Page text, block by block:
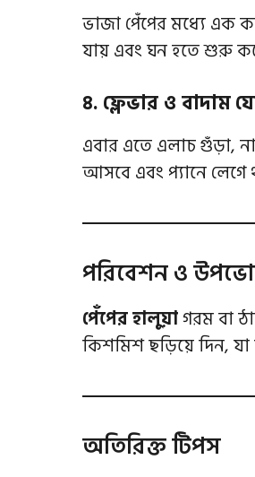
ভাজা পেঁপের মধ্যে এক
যায় এবং ঘন হতে শুরু
৪. ফ্লেভার ও বাদাম
এবার এতে এলাচ গুঁড়া,
আসবে এবং প্যানে লেগে
পরিবেশন ও
পেঁপের হালুয়াগরম বা
কিশমিশ ছড়িয়ে দিন, যা
অতিরিক্ত টিপস